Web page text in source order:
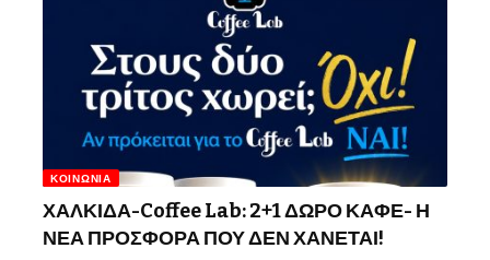
ΚΟΙΝΩΝΊΑ
ΧΑΛΚΙΔΑ-Coffee Lab: 2+1 ΔΩΡΟ ΚΑΦΕ- Η
ΝΕΑ ΠΡΟΣΦΟΡΑ ΠΟΥ ΔΕΝ ΧΑΝΕΤΑΙ!